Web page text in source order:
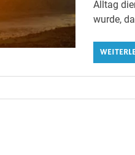
Alltag
wurde,